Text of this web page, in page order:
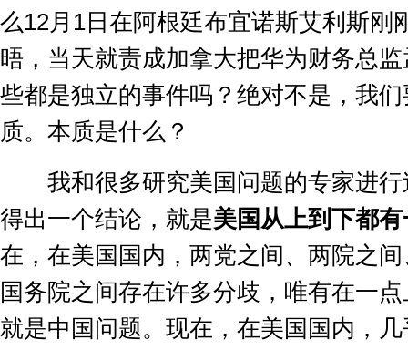
么12月 1日在阿根廷布宜诺斯艾利斯刚
晤，当天就责成加拿大把华为财务总
些都是独立的事件吗？绝对不是，我
质。本质是什么？
我和很多研究美国问题的专家进行
得出一个结论，就是美国从上到下都
在，在美国国内，两党之间、两院之
国务院之间存在许多分歧，唯有在一
就是中国问题。现在，在美国国内，